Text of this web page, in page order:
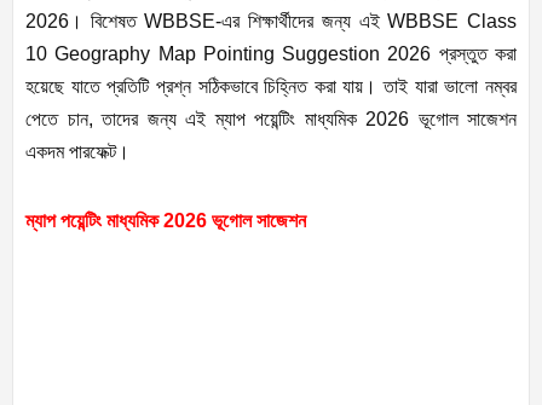
2026। বিশেষত WBBSE-এর শিক্ষার্থীদের জন্য এই WBBSE Class
10 Geography Map Pointing Suggestion 2026 প্রস্তুত করা
হয়েছে যাতে প্রতিটি প্রশ্ন সঠিকভাবে চিহ্নিত করা যায়। তাই যারা ভালো নম্বর
পেতে চান, তাদের জন্য এই ম্যাপ পয়েন্টিং মাধ্যমিক 2026 ভূগোল সাজেশন
একদম পারফেক্ট।
ম্যাপ পয়েন্টিং মাধ্যমিক 2026 ভূগোল সাজেশন